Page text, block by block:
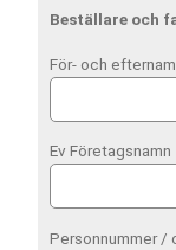
Beställare och
För- och
Ev Företagsnamn
Personnummer /